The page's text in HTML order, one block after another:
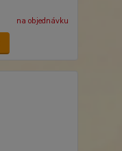
na objednávku